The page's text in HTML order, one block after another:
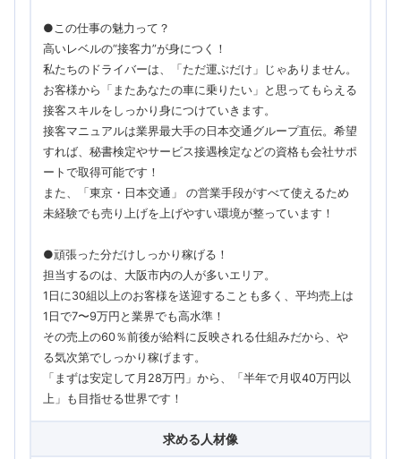
●この仕事の魅力って？
高いレベルの“接客力”が身につく！
私たちのドライバーは、「ただ運ぶだけ」じゃありません。
お客様から「またあなたの車に乗りたい」と思ってもらえる
接客スキルをしっかり身につけていきます。
接客マニュアルは業界最大手の日本交通グループ直伝。希望
すれば、秘書検定やサービス接遇検定などの資格も会社サポ
ートで取得可能です！
また、「東京・日本交通」 の営業手段がすべて使えるため
未経験でも売り上げを上げやすい環境が整っています！
●頑張った分だけしっかり稼げる！
担当するのは、大阪市内の人が多いエリア。
1日に30組以上のお客様を送迎することも多く、平均売上は
1日で7〜9万円と業界でも高水準！
その売上の60％前後が給料に反映される仕組みだから、や
る気次第でしっかり稼げます。
「まずは安定して月28万円」から、「半年で月収40万円以
上」も目指せる世界です！
求める人材像